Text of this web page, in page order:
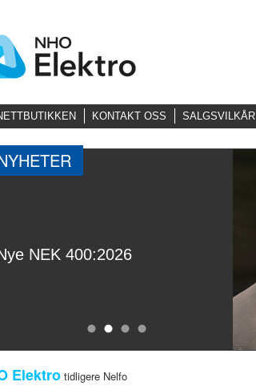
KONTAKT OSS SALGSVILKÅR
NEK 400:2026
Elektro tidligere Nelfo